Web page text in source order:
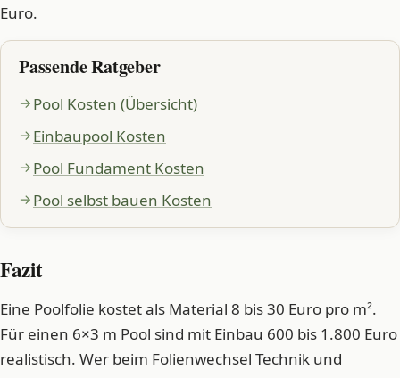
Euro.
Passende Ratgeber
Pool Kosten (Übersicht)
Einbaupool Kosten
Pool Fundament Kosten
Pool selbst bauen Kosten
Fazit
Eine Poolfolie kostet als Material 8 bis 30 Euro pro m².
Für einen 6×3 m Pool sind mit Einbau 600 bis 1.800 Euro
realistisch. Wer beim Folienwechsel Technik und